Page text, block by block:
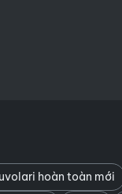
hoàn toàn mới